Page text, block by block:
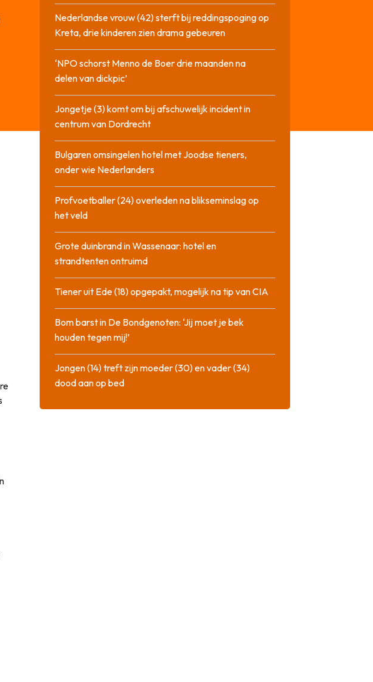
Nederlandse vrouw (42) sterft bij reddingspoging op
Kreta, drie kinderen zien drama gebeuren
‘NPO schorst Menno de Boer drie maanden na
delen van dickpic’
Jongetje (3) komt om bij afschuwelijk incident in
centrum van Dordrecht
Bulgaren omsingelen hotel met Joodse tieners,
onder wie Nederlanders
Profvoetballer (24) overleden na blikseminslag op
het veld
Grote duinbrand in Wassenaar: hotel en
strandtenten ontruimd
Tiener uit Ede (18) opgepakt, mogelijk na tip van CIA
Bom barst in De Bondgenoten: ‘Jij moet je bek
houden tegen mij!’
Jongen (14) treft zijn moeder (30) en vader (34)
dood aan op bed